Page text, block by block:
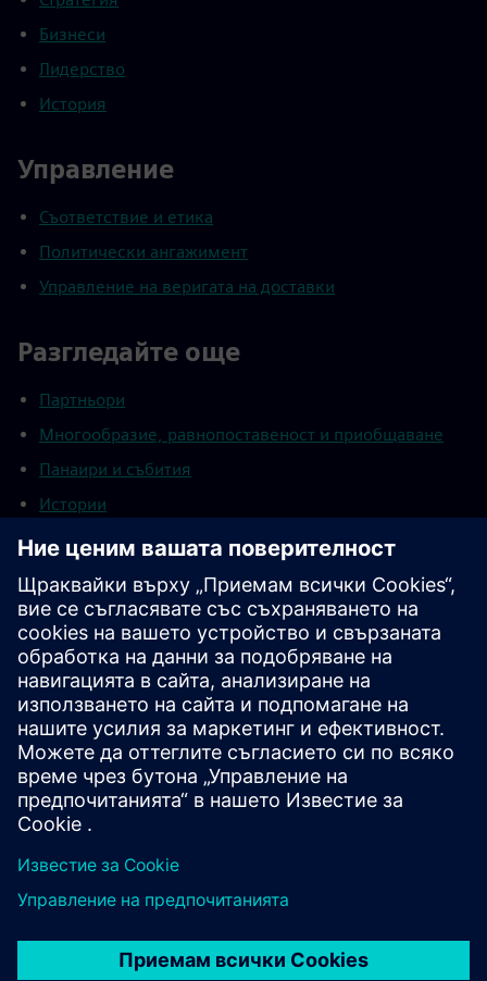
Бизнеси
Лидерство
История
Управление
Съответствие и етика
Политически ангажимент
Управление на веригата на доставки
Разгледайте още
Партньори
Многообразие, равнопоставеност и приобщаване
Панаири и събития
Истории
Бележки под линия
Към 30 септември 2025 г.
Продължаващи операции